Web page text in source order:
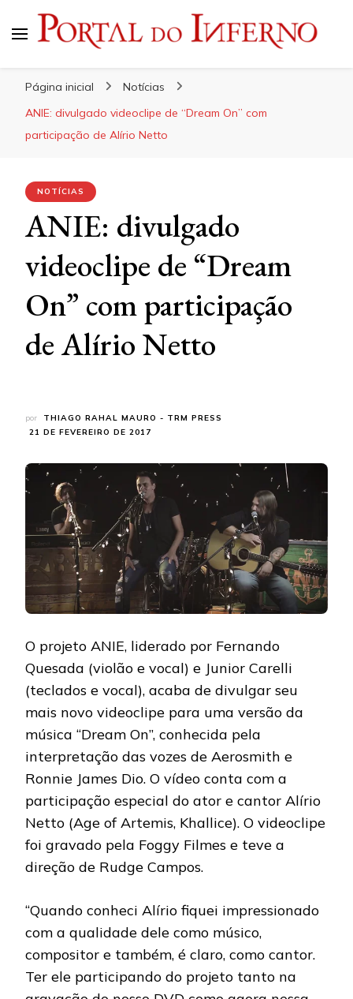
Página inicial
Notícias
ANIE: divulgado videoclipe de “Dream On” com
participação de Alírio Netto
NOTÍCIAS
ANIE: divulgado
videoclipe de “Dream
On” com participação
de Alírio Netto
por
THIAGO RAHAL MAURO - TRM PRESS
21 DE FEVEREIRO DE 2017
O projeto ANIE, liderado por Fernando
Quesada (violão e vocal) e Junior Carelli
(teclados e vocal), acaba de divulgar seu
mais novo videoclipe para uma versão da
música “Dream On”, conhecida pela
interpretação das vozes de Aerosmith e
Ronnie James Dio. O vídeo conta com a
participação especial do ator e cantor Alírio
Netto (Age of Artemis, Khallice). O videoclipe
foi gravado pela Foggy Filmes e teve a
direção de Rudge Campos.
“Quando conheci Alírio fiquei impressionado
com a qualidade dele como músico,
compositor e também, é claro, como cantor.
Ter ele participando do projeto tanto na